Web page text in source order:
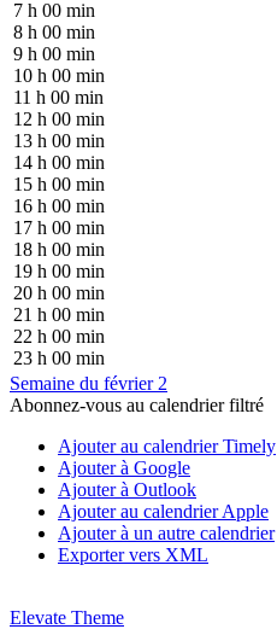
7 h 00 min
8 h 00 min
9 h 00 min
10 h 00 min
11 h 00 min
12 h 00 min
13 h 00 min
14 h 00 min
15 h 00 min
16 h 00 min
17 h 00 min
18 h 00 min
19 h 00 min
20 h 00 min
21 h 00 min
22 h 00 min
23 h 00 min
Semaine du février 2
Abonnez-vous au calendrier filtré
Ajouter au calendrier Timely
Ajouter à Google
Ajouter à Outlook
Ajouter au calendrier Apple
Ajouter à un autre calendrier
Exporter vers XML
Elevate Theme